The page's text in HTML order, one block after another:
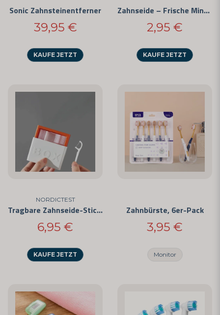
Sonic Zahnsteinentferner
39,95 €
KAUFE JETZT
Zahnseide – Frische Minze (50 m)
2,95 €
KAUFE JETZT
NORDICTEST
Tragbare Zahnseide-Sticks
6,95 €
KAUFE JETZT
Zahnbürste, 6er-Pack
3,95 €
Monitor